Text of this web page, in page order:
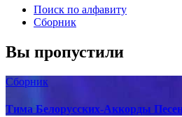
Поиск по алфавиту
Сборник
Вы пропустили
Сборник
Тима Белорусских-Аккорды